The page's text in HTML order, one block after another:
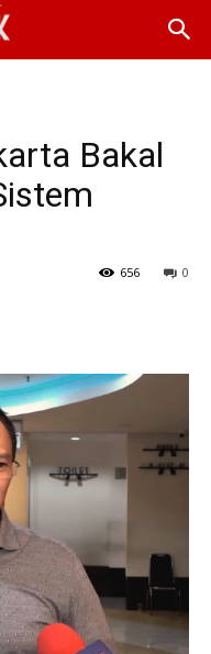
Bakal
0
656